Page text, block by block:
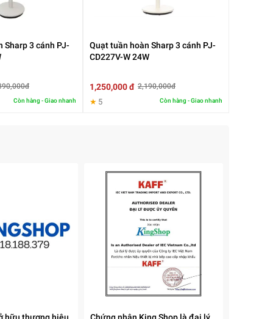
h
Sharp 3 cánh PJ-
Còn hàng - Giao nhanh
Quạt tuần hoàn Sharp 3 cánh PJ-
CD227V-W 24W
1,250,000 đ 2,190,000đ
★ 5 Còn hàng - Giao nhanh